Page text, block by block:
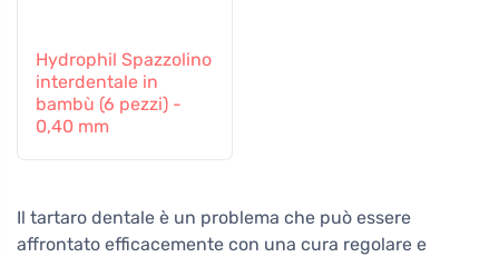
Hydrophil Spazzolino
interdentale in
bambù (6 pezzi) -
0,40 mm
Il tartaro dentale è un problema che può essere
affrontato efficacemente con una cura regolare e